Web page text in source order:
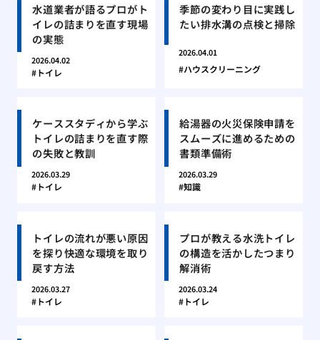
水道業者が語るプロがト
イレの詰まりを直す現場
の実態
2026.04.02
トイレ
季節の変わり目に実践し
たい排水溝の点検と掃除
2026.04.01
ハウスクリーニング
ケーススタディから学ぶ
トイレの詰まりを直す際
の失敗と教訓
2026.03.29
トイレ
給湯器の火災保険申請を
スムーズに進めるための
書類準備術
2026.03.29
知識
トイレの流れが悪い原因
を探り快適な環境を取り
戻す方法
2026.03.27
トイレ
プロが教える水洗トイレ
の構造を活かしたつまり
解消術
2026.03.24
トイレ